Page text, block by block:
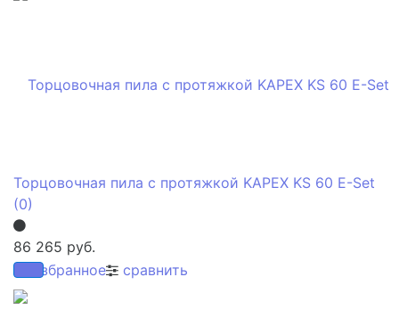
избранное сравнить
Торцовочная пила с протяжкой KAPEX KS 60 E-Set
(0)
86 265 руб.